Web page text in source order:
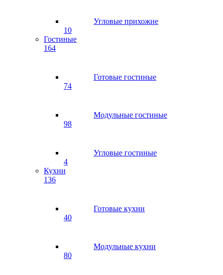
Угловые прихожие
10
Гостиные
164
Готовые гостиные
74
Модульные гостиные
98
Угловые гостиные
4
Кухни
136
Готовые кухни
40
Модульные кухни
80